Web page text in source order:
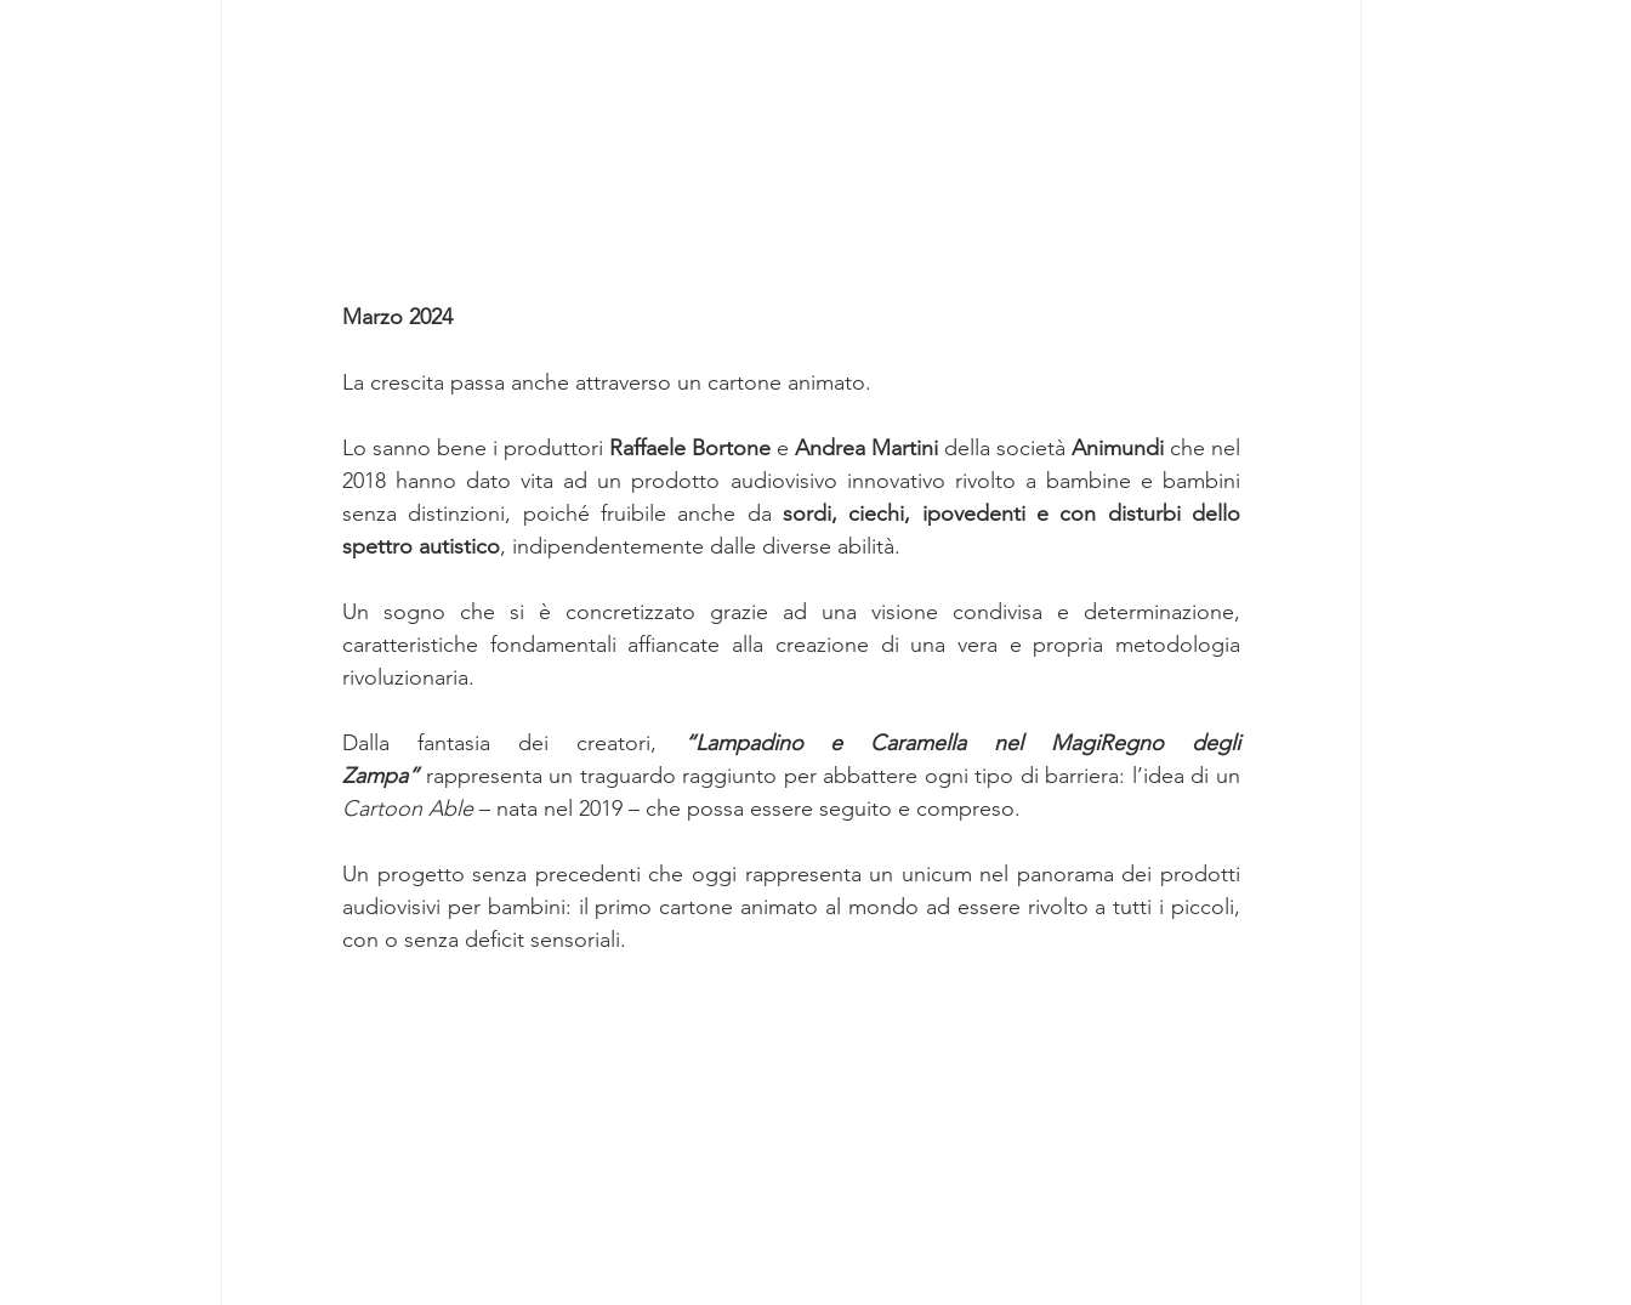
Marzo 2024
La crescita passa anche attraverso un cartone animato.
Lo sanno bene i produttori Raffaele Bortone e Andrea Martini della società Animundi che nel
2018 hanno dato vita ad un prodotto audiovisivo innovativo rivolto a bambine e bambini
senza distinzioni, poiché fruibile anche da sordi, ciechi, ipovedenti e con disturbi dello
spettro autistico, indipendentemente dalle diverse abilità.
Un sogno che si è concretizzato grazie ad una visione condivisa e determinazione,
caratteristiche fondamentali affiancate alla creazione di una vera e propria metodologia
rivoluzionaria.
Dalla fantasia dei creatori,
“Lampadino e Caramella nel MagiRegno degli
Zampa”
Cartoon Able – nata nel 2019 – che possa essere seguito e compreso.
Un progetto senza precedenti che oggi rappresenta un unicum nel panorama dei prodotti
audiovisivi per bambini: il primo cartone animato al mondo ad essere rivolto a tutti i piccoli,
con o senza deficit sensoriali.